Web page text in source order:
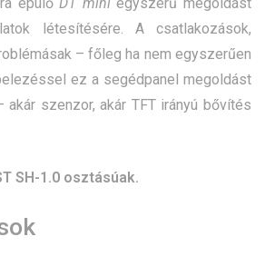
épülőD1 miniegyszerű megoldást
létesítésére. A csatlakozások,
– főleg ha nem egyszerűen
ez a segédpanel megoldást
akár szenzor, akár TFT irányú bővítés
SH-1.0 osztásúak.